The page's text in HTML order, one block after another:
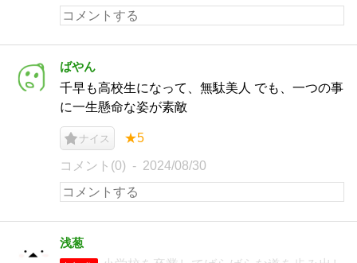
ばやん
千早も高校生になって、無駄美人 でも、一つの事
に一生懸命な姿が素敵
ナイス ★5
コメント(0) 2024/08/30
浅葱